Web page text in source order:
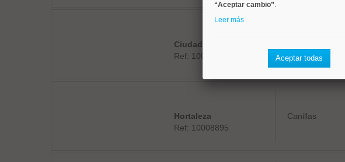
Ciudad Lineal
Ref: 10008860
Hortaleza
Ref: 10008895
Canillas
“Aceptar cambio”.
Leer más
Aceptar todas